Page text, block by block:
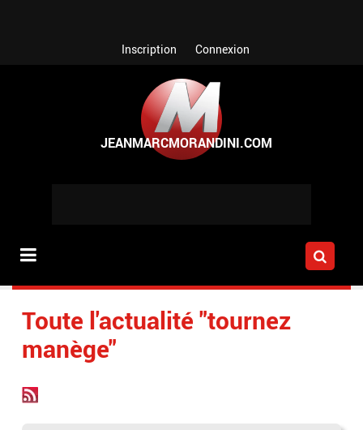
Inscription Connexion
Toute l'actualité "tournez
manège"